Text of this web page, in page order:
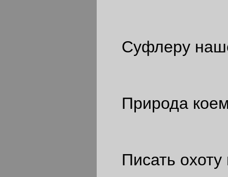
Суфлеру
Природа
Писать охоту